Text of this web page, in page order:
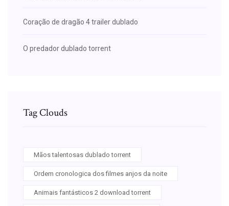
Coração de dragão 4 trailer dublado
O predador dublado torrent
Tag Clouds
Mãos talentosas dublado torrent
Ordem cronologica dos filmes anjos da noite
Animais fantásticos 2 download torrent